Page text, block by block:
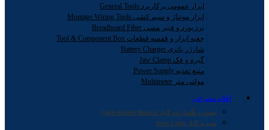
ابزار عمومی پرکاربرد General Tools
ابزار مونتاژ و سیم کشی Montage Wiring Tools
برد بورد و فیبر مسی Breadboard Fiber
جعبه ابزار و قفسه قطعات Tool & Component Box
شارژر باتری Battery Charger
گیره و فک Jaw Clamp
منبع تغذیه Power Supply
مولتی متر Multimeter
اقلام مصرفی
بست و نگهدارنده کابل Cable Holder Bracket
سیم و کابل Wire Cable